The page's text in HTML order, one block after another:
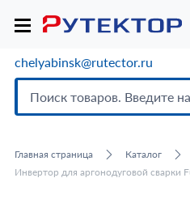
chelyabinsk@rutector.ru
Главная страница
Каталог
Инвертор для аргонодуговой сварки